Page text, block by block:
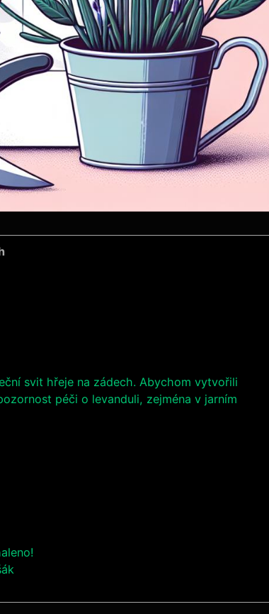
svit hřeje na zádech. Abychom vytvořili
péči o levanduli, zejména v jarním